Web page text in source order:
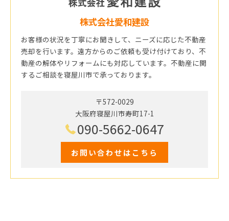
株式会社愛和建設
お客様の状況を丁寧にお聞きして、ニーズに応じた不動産
売却を行います。遠方からのご依頼も受け付けており、不
動産の解体やリフォームにも対応しています。不動産に関
するご相談を寝屋川市で承っております。
〒572-0029
大阪府寝屋川市寿町17-1
090-5662-0647
お問い合わせはこちら